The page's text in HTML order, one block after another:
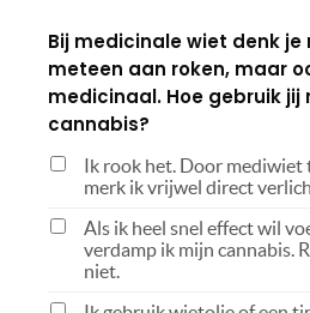
Bij medicinale wiet denk je
meteen aan roken, maar
medicinaal. Hoe gebruik jij
cannabis?
Ik rook het. Door mediwiet
merk ik vrijwel direct
Als ik heel snel effect wil
verdamp ik mijn cannabis.
niet.